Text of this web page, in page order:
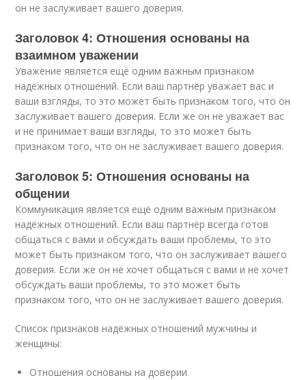
он не заслуживает вашего доверия.
Заголовок 4: Отношения основаны на
взаимном уважении
Уважение является ещё одним важным признаком
надёжных отношений. Если ваш партнёр уважает вас и
ваши взгляды, то это может быть признаком того, что он
заслуживает вашего доверия. Если же он не уважает вас
и не принимает ваши взгляды, то это может быть
признаком того, что он не заслуживает вашего доверия.
Заголовок 5: Отношения основаны на
общении
Коммуникация является ещё одним важным признаком
надёжных отношений. Если ваш партнёр всегда готов
общаться с вами и обсуждать ваши проблемы, то это
может быть признаком того, что он заслуживает вашего
доверия. Если же он не хочет общаться с вами и не хочет
обсуждать ваши проблемы, то это может быть
признаком того, что он не заслуживает вашего доверия.
Список признаков надёжных отношений мужчины и
женщины:
Отношения основаны на доверии